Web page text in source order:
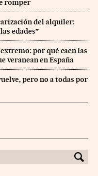
romper
del alquiler:
edades”
por qué caen las
veranean en España
pero no a todas por